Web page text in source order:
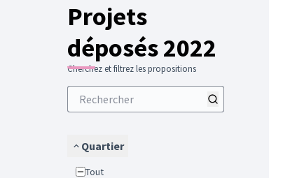
Projets
déposés 2022
Cherchez et filtrez les propositions
Quartier
Tout